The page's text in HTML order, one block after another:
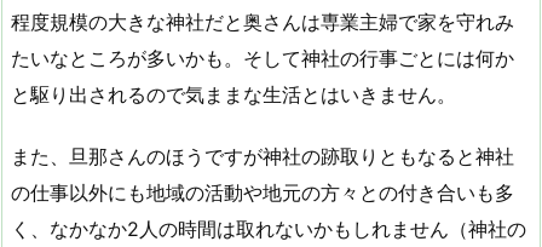
程度規模の大きな神社だと奥さんは専業主婦で家を守れみ
たいなところが多いかも。そして神社の行事ごとには何か
と駆り出されるので気ままな生活とはいきません。
また、旦那さんのほうですが神社の跡取りともなると神社
の仕事以外にも地域の活動や地元の方々との付き合いも多
く、なかなか2人の時間は取れないかもしれません（神社の